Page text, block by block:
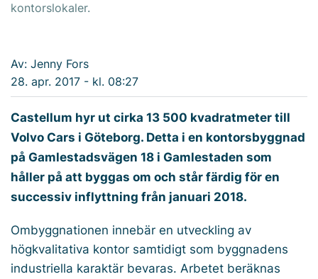
kontorslokaler.
Av: Jenny Fors
28. apr. 2017 - kl. 08:27
Castellum hyr ut cirka 13 500 kvadratmeter till
Volvo Cars i Göteborg. Detta i en kontorsbyggnad
på Gamlestadsvägen 18 i Gamlestaden som
håller på att byggas om och står färdig för en
successiv inflyttning från januari 2018.
Ombyggnationen innebär en utveckling av
högkvalitativa kontor samtidigt som byggnadens
industriella karaktär bevaras. Arbetet beräknas